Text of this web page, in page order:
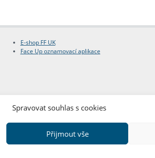
Spravovat souhlas s cookies
Přijmout vše
E-shop FF UK
Face Up oznamovací aplikace